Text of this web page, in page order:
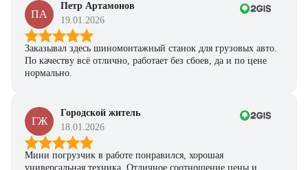
ПА
Петр Артамонов
19.01.2026
Заказывал здесь шиномонтажный станок для грузовых авто.
По качеству всё отлично, работает без сбоев, да и по цене
нормально.
ГЖ
Городской житель
18.01.2026
Мини погрузчик в работе понравился, хорошая
универсальная техника. Отличное соотношение цены и